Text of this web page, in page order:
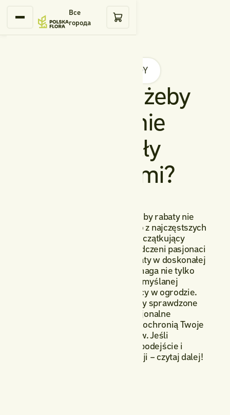
Все
города
PORADY
Co zrobić, żeby
rabaty nie
zarastały
chwastami?
Zastanawiasz się, co zrobić, żeby rabaty nie
zarastały chwastami? To jedno z najczęstszych
pytań, jakie zadają zarówno początkujący
miłośnicy zieleni, jak i doświadczeni pasjonaci
ogrodnictwa. Utrzymanie rabaty w doskonałej
kondycji przez cały sezon wymaga nie tylko
zaangażowania, ale także przemyślanej
strategii i systematycznej pracy w ogrodzie.
W tym artykule przedstawiamy sprawdzone
metody, ciekawe triki i profesjonalne
rozwiązania, które skutecznie ochronią Twoje
rabaty przed inwazją chwastów. Jeśli
interesuje Cię kompleksowe podejście i
szukasz praktycznych inspiracji – czytaj dalej!